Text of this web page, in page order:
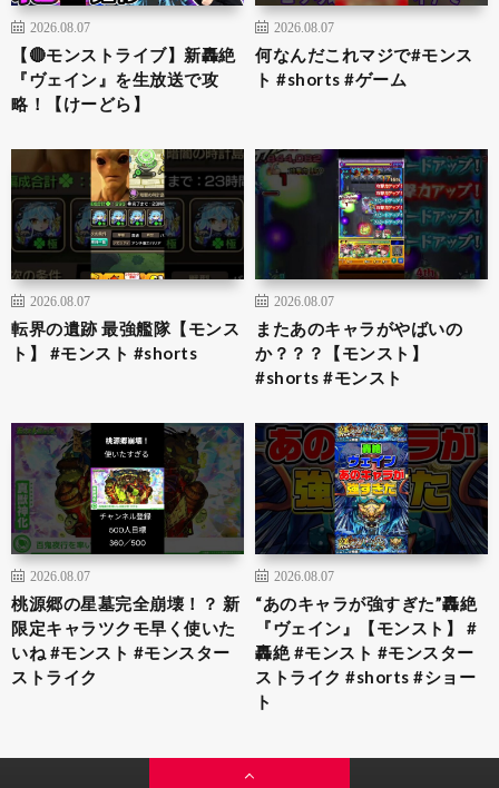
2026.08.07
【🔴モンストライブ】新轟絶
『ヴェイン』を生放送で攻
略！【けーどら】
2026.08.07
何なんだこれマジで#モンス
ト #shorts #ゲーム
2026.08.07
転界の遺跡 最強艦隊【モンス
ト】 #モンスト #shorts
2026.08.07
またあのキャラがやばいの
か？？？【モンスト】
#shorts #モンスト
2026.08.07
桃源郷の星墓完全崩壊！？ 新
限定キャラツクモ早く使いた
いね #モンスト #モンスター
ストライク
2026.08.07
“あのキャラが強すぎた”轟絶
『ヴェイン』【モンスト】 #
轟絶 #モンスト #モンスター
ストライク #shorts #ショー
ト